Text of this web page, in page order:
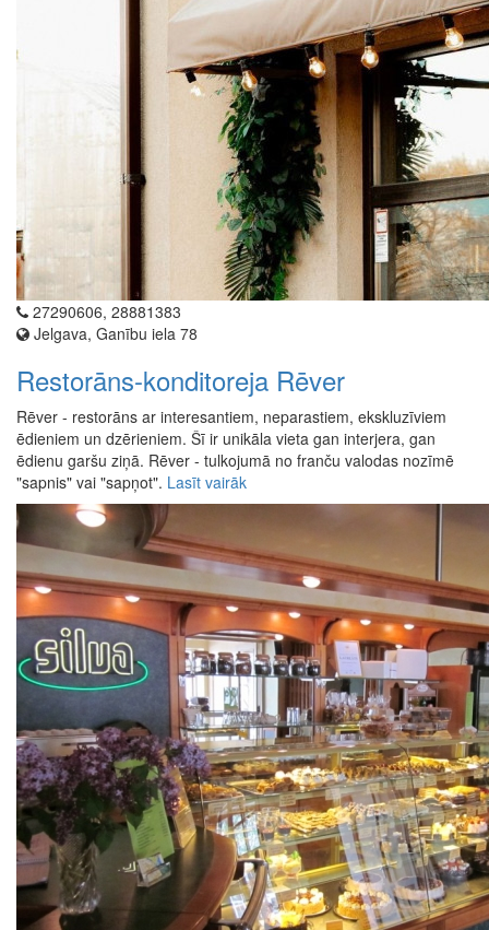
27290606, 28881383
Jelgava, Ganību iela 78
Restorāns-konditoreja Rēver
Rēver - restorāns ar interesantiem, neparastiem, ekskluzīviem
ēdieniem un dzērieniem. Šī ir unikāla vieta gan interjera, gan
ēdienu garšu ziņā. Rēver - tulkojumā no franču valodas nozīmē
"sapnis" vai "sapņot". Lasīt vairāk